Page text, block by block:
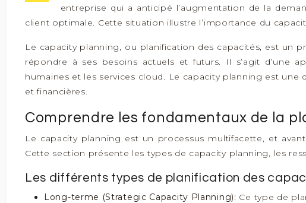
entreprise qui a anticipé l’augmentation de la
client optimale. Cette situation illustre l’importance du
Le capacity planning, ou planification des capacités, est un
répondre à ses besoins actuels et futurs. Il s’agit d’une
humaines et les services cloud. Le capacity planning est
et financières.
Comprendre les fondamentaux de la
Le capacity planning est un processus multifacette, et
Cette section présente les types de capacity planning, les
Les différents types de planification des
Long-terme (Strategic Capacity Planning): Ce type de